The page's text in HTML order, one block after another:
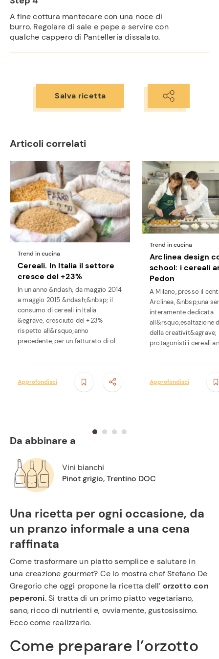
A fine cottura mantecare con una noce di
burro. Regolare di sale e pepe e servire con
qualche cappero di Pantelleria dissalato.
Salva ricetta
Una ricetta per ogni occasione, da
un pranzo informale a una cena
raffinata
Come trasformare un piatto semplice e salutare in
una creazione gourmet? Ce lo mostra chef Stefano De
Gregorio che oggi propone la ricetta dell’ orzotto con
peperoni. Si tratta di un primo piatto vegetariano,
sano, ricco di nutrienti e, ovviamente, gustosissimo.
Ecco come realizzarlo.
Come preparare l’orzotto
Articoli correlati
Trend in cucina
Cereali. In Italia il settore
cresce del +23%
In un anno &ndash; da maggio 2014
a maggio 2015 &ndash;&nbsp; il
consumo di cereali in Italia
&egrave; cresciuto del +23%
rispetto all&rsquo;anno
precedente, per un fatturato di ol...
Approfondisci
Trend in cucina
Arclinea design
school: i cereali
Pedon
A Milano, presso il
Arclinea, &nbsp;una
interamente dedicata
all&rsquo;esaltazione
della creativit&agrave;
protagonisti i cereali
Approfondisci
Da abbinare a
Vini bianchi
Pinot grigio, Trentino DOC
Ricette
preferite